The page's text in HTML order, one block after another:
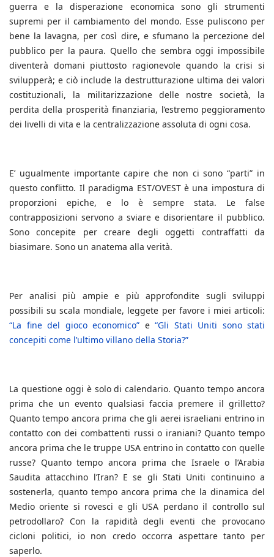
guerra e la disperazione economica sono gli strumenti
supremi per il cambiamento del mondo. Esse puliscono per
bene la lavagna, per così dire, e sfumano la percezione del
pubblico per la paura. Quello che sembra oggi impossibile
diventerà domani piuttosto ragionevole quando la crisi si
svilupperà; e ciò include la destrutturazione ultima dei valori
costituzionali, la militarizzazione delle nostre società, la
perdita della prosperità finanziaria, l’estremo peggioramento
dei livelli di vita e la centralizzazione assoluta di ogni cosa.
E’ ugualmente importante capire che non ci sono “parti” in
questo conflitto. Il paradigma EST/OVEST è una impostura di
proporzioni epiche, e lo è sempre stata. Le false
contrapposizioni servono a sviare e disorientare il pubblico.
Sono concepite per creare degli oggetti contraffatti da
biasimare. Sono un anatema alla verità.
Per analisi più ampie e più approfondite sugli sviluppi
possibili su scala mondiale, leggete per favore i miei articoli:
“La fine del gioco economico” e “Gli Stati Uniti sono stati
concepiti come l’ultimo villano della Storia?”
La questione oggi è solo di calendario. Quanto tempo ancora
prima che un evento qualsiasi faccia premere il grilletto?
Quanto tempo ancora prima che gli aerei israeliani entrino in
contatto con dei combattenti russi o iraniani? Quanto tempo
ancora prima che le truppe USA entrino in contatto con quelle
russe? Quanto tempo ancora prima che Israele o l’Arabia
Saudita attacchino l’Iran? E se gli Stati Uniti continuino a
sostenerla, quanto tempo ancora prima che la dinamica del
Medio oriente si rovesci e gli USA perdano il controllo sul
petrodollaro? Con la rapidità degli eventi che provocano
cicloni politici, io non credo occorra aspettare tanto per
saperlo.